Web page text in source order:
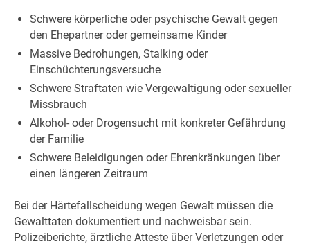
Schwere körperliche oder psychische Gewalt gegen
den Ehepartner oder gemeinsame Kinder
Massive Bedrohungen, Stalking oder
Einschüchterungsversuche
Schwere Straftaten wie Vergewaltigung oder sexueller
Missbrauch
Alkohol- oder Drogensucht mit konkreter Gefährdung
der Familie
Schwere Beleidigungen oder Ehrenkränkungen über
einen längeren Zeitraum
Bei der Härtefallscheidung wegen Gewalt müssen die
Gewalttaten dokumentiert und nachweisbar sein.
Polizeiberichte, ärztliche Atteste über Verletzungen oder